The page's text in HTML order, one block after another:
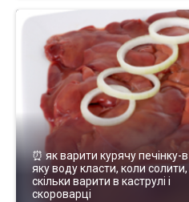
⏰ як варити курячу печінку-в
яку воду класти, коли солити,
скільки варити в каструлі і
скороварці